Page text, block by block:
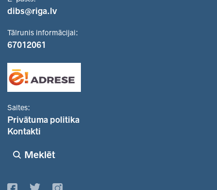
dibs@riga.lv
Tālrunis informācijai:
67012061
Saites:
Privātuma politika
Kontakti
Meklēt